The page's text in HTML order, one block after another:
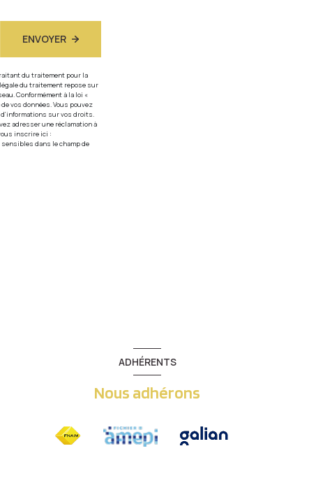
ENVOYER
du traitement pour la
du traitement repose sur
Conformément à la loi «
vos données. Vous pouvez
sur vos droits.
adresser une réclamation à
inscrire ici :
dans le champ de
ADHÉRENTS
Nous adhérons